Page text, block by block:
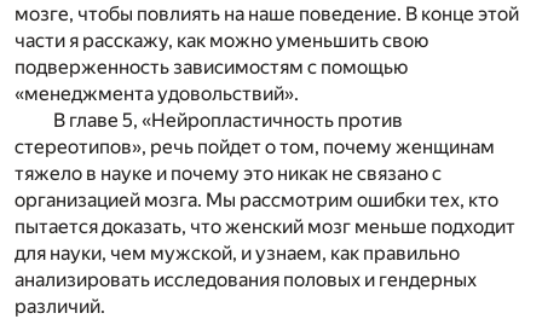
мозге, чтобы повлиять на наше поведение. В конце этой
части я расскажу, как можно уменьшить свою
подверженность зависимостям с помощью
«менеджмента удовольствий».
В главе 5, «Нейропластичность против
стереотипов», речь пойдет о том, почему женщинам
тяжело в науке и почему это никак не связано с
организацией мозга. Мы рассмотрим ошибки тех, кто
пытается доказать, что женский мозг меньше подходит
для науки, чем мужской, и узнаем, как правильно
анализировать исследования половых и гендерных
различий.